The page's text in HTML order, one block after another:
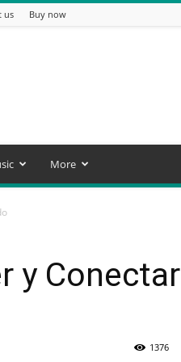
us Buy now
More
y Conectar
1376